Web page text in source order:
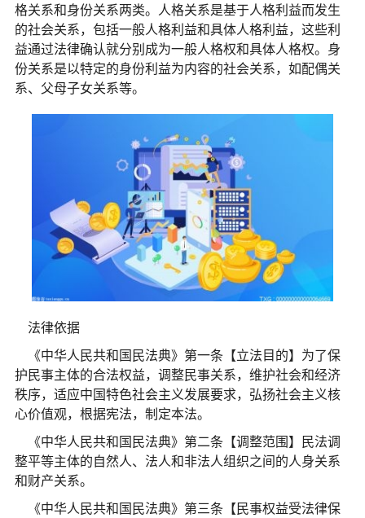
格关系和身份关系两类。人格关系是基于人格利益而发生
的社会关系，包括一般人格利益和具体人格利益，这些利
益通过法律确认就分别成为一般人格权和具体人格权。身
份关系是以特定的身份利益为内容的社会关系，如配偶关
系、父母子女关系等。
法律依据
《中华人民共和国民法典》第一条【立法目的】为了保
护民事主体的合法权益，调整民事关系，维护社会和经济
秩序，适应中国特色社会主义发展要求，弘扬社会主义核
心价值观，根据宪法，制定本法。
《中华人民共和国民法典》第二条【调整范围】民法调
整平等主体的自然人、法人和非法人组织之间的人身关系
和财产关系。
《中华人民共和国民法典》第三条【民事权益受法律保